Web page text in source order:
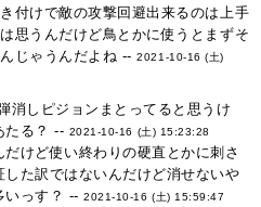
付けで敵の攻撃回避出来るのは上手
思うんだけど鳥とかに使うとまずそ
じゃうんだよね --2021-10-16 (土)
消しピジョンまとってると思うけ
たる？ -- 2021-10-16 (土) 15:23:28
けど使い終わりの硬直とかに刺さ
た訳ではないんだけど消せないや
いっす？ --2021-10-16 (土) 15:59:47